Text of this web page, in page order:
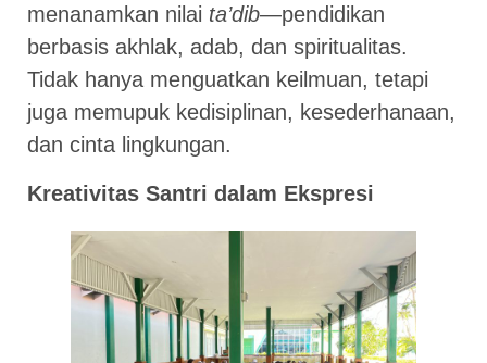
menanamkan nilai ta’dib—pendidikan
berbasis akhlak, adab, dan spiritualitas.
Tidak hanya menguatkan keilmuan, tetapi
juga memupuk kedisiplinan, kesederhanaan,
dan cinta lingkungan.
Kreativitas Santri dalam Ekspresi